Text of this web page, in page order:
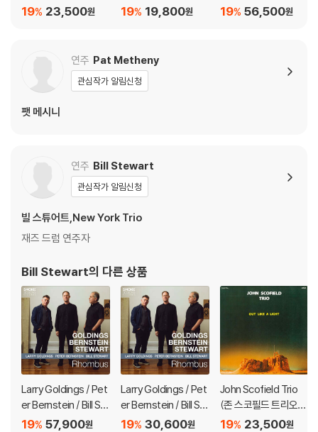
Out Like A Light
23,500원
19%
se
19,800원
19%
e [2LP]56,500원
19%
연주 Pat Metheny
관심작가 알림신청
팻 메시니
연주 Bill Stewart
관심작가 알림신청
빌 스튜어트,New York Trio
재즈 드럼 연주자
Bill Stewart의 다른 상품
Larry Goldings / Pet
er Bernstein / Bill St
ewart (래리 골딩스 /
57,900원
19%
Larry Goldings / Pet
er Bernstein / Bill St
ewart (래리 골딩스 /
30,600원
19%
John Scofield Trio
(존 스코필드 트리오) -
Out Like A Light
23,500원
19%